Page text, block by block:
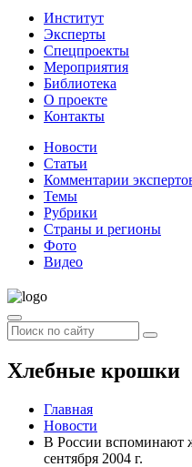
Институт
Эксперты
Спецпроекты
Мероприятия
Библиотека
О проекте
Контакты
Новости
Статьи
Комментарии
Темы
Рубрики
Страны и регионы
Фото
Видео
Хлебные крошки
Главная
Новости
В России вспоминают
сентября 2004 г.